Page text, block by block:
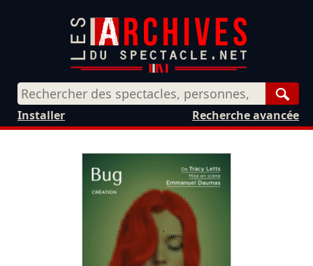
Recherche avancée
Installer